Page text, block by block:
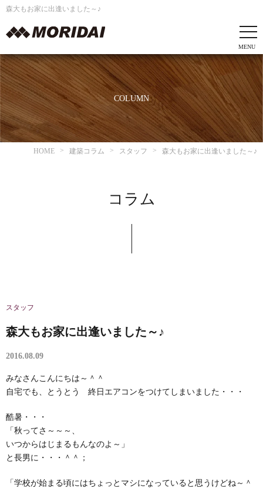
森大もお家に出逢いました～♪
COLUMN
HOME 建築コラム スタッフ 森大もお家に出逢いました～♪
コラム
スタッフ
森大もお家に出逢いました～♪
2016.08.09
みなさんこんにちは～＾＾
自宅でも、とうとう 終日エアコンをつけてしまいました・・・
酷暑・・・
「秋ってさ～～～、
いつからはじまるもんなのよ～」
と長男に・・・＾＾；
「学校が始まる頃にはちょっとマシになっていると思うけどね～＾